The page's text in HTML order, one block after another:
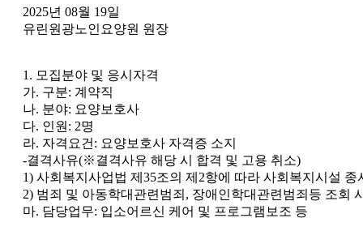
2025년 08월 19일
유린원광노인요양원 원장
1. 모집분야 및 응시자격
가. 구분: 계약직
나. 분야: 요양보호사
다. 인원: 2명
라. 자격요건: 요양보호사 자격증 소지
-결격사유(※결격사유 해당 시 합격 및 고용 취소)
1) 사회복지사업법 제35조의 제2항에 따라 사회복지시설
2) 범죄 및 아동학대관련범죄, 장애인학대관련범죄등 조회
마. 담당업무: 입소어르신 케어 및 프로그램보조 등